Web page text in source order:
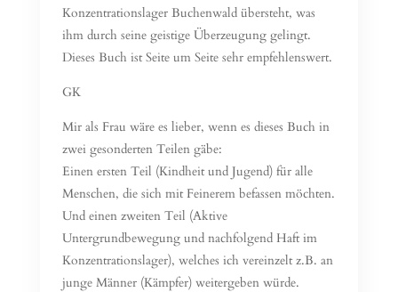
Konzentrationslager Buchenwald übersteht, was
ihm durch seine geistige Überzeugung gelingt.
Dieses Buch ist Seite um Seite sehr empfehlenswert.
GK
Mir als Frau wäre es lieber, wenn es dieses Buch in
zwei gesonderten Teilen gäbe:
Einen ersten Teil (Kindheit und Jugend) für alle
Menschen, die sich mit Feinerem befassen möchten.
Und einen zweiten Teil (Aktive
Untergrundbewegung und nachfolgend Haft im
Konzentrationslager), welches ich vereinzelt z.B. an
junge Männer (Kämpfer) weitergeben würde.